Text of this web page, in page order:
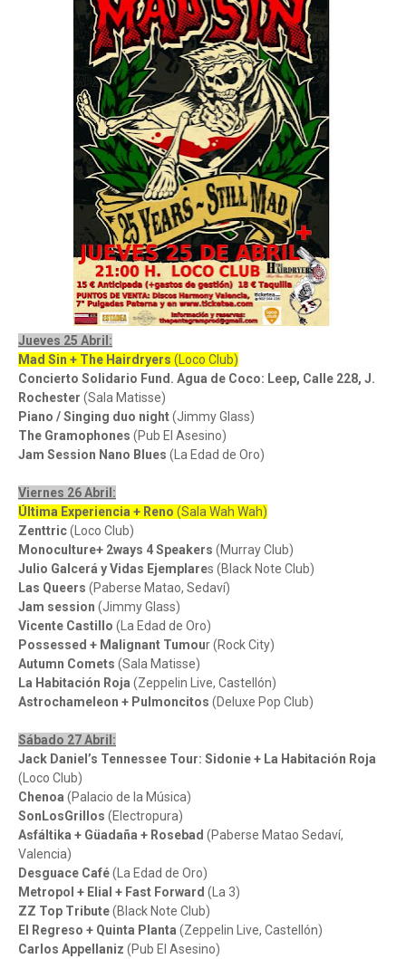
Jueves 25 Abril:
Mad Sin + The Hairdryers (Loco Club)
Concierto Solidario Fund. Agua de Coco: Leep, Calle 228, J.
Rochester (Sala Matisse)
Piano / Singing duo night(Jimmy Glass)
The Gramophones (Pub El Asesino)
Jam Session Nano Blues (La Edad de Oro)
Viernes 26 Abril:
Última Experiencia + Reno (Sala Wah Wah)
Zenttric(Loco Club)
Monoculture+ 2ways 4 Speakers (Murray Club)
Julio Galcerá y Vidas Ejemplares (Black Note Club)
Las Queers (Paberse Matao, Sedaví)
Jam session (Jimmy Glass)
Vicente Castillo (La Edad de Oro)
Possessed + Malignant Tumour (Rock City)
Autumn Comets (Sala Matisse)
La Habitación Roja (Zeppelin Live, Castellón)
Astrochameleon + Pulmoncitos (Deluxe Pop Club)
Sábado 27 Abril:
Jack Daniel’s Tennessee Tour: Sidonie + La Habitación Roja
(Loco Club)
Chenoa (Palacio de la Música)
SonLosGrillos (Electropura)
Asfáltika + Güadaña + Rosebad (Paberse Matao Sedaví,
Valencia)
Desguace Café(La Edad de Oro)
Metropol + Elial + Fast Forward (La 3)
ZZ Top Tribute(Black Note Club)
El Regreso + Quinta Planta (Zeppelin Live, Castellón)
Carlos Appellaniz (Pub El Asesino)